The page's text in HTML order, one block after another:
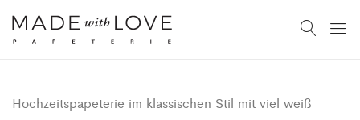
Hochzeitspapeterie im klassischen Stil mit viel weiß